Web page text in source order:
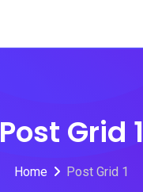
Post Grid 1
Home Post Grid 1